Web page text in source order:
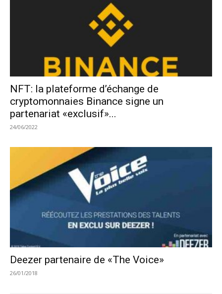
NFT: la plateforme d’échange de
cryptomonnaies Binance signe un
partenariat «exclusif»...
24/06/2022
Deezer partenaire de «The Voice»
26/01/2018